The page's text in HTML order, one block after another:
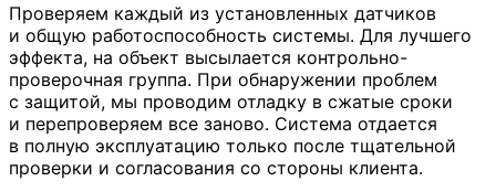
Проверяем каждый из установленных датчиков
и общую работоспособность системы. Для лучшего
эффекта, на объект высылается контрольно-
проверочная группа. При обнаружении проблем
с защитой, мы проводим отладку в сжатые сроки
и перепроверяем все заново. Система отдается
в полную эксплуатацию только после тщательной
проверки и согласования со стороны клиента.